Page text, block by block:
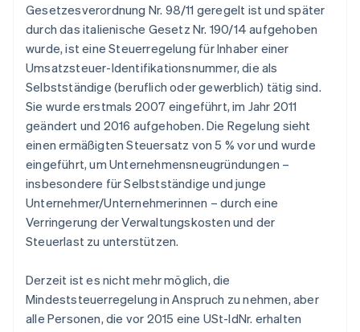
Gesetzesverordnung Nr. 98/11 geregelt ist und später
durch das italienische Gesetz Nr. 190/14 aufgehoben
wurde, ist eine Steuerregelung für Inhaber einer
Umsatzsteuer-Identifikationsnummer, die als
Selbstständige (beruflich oder gewerblich) tätig sind.
Sie wurde erstmals 2007 eingeführt, im Jahr 2011
geändert und 2016 aufgehoben. Die Regelung sieht
einen ermäßigten Steuersatz von 5 % vor und wurde
eingeführt, um Unternehmensneugründungen –
insbesondere für Selbstständige und junge
Unternehmer/Unternehmerinnen – durch eine
Verringerung der Verwaltungskosten und der
Steuerlast zu unterstützen.
Derzeit ist es nicht mehr möglich, die
Mindeststeuerregelung in Anspruch zu nehmen, aber
alle Personen, die vor 2015 eine USt-IdNr. erhalten